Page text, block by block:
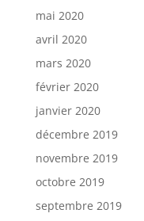
mai 2020
avril 2020
mars 2020
février 2020
janvier 2020
décembre 2019
novembre 2019
octobre 2019
septembre 2019